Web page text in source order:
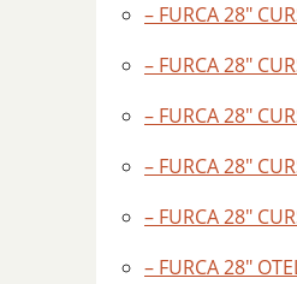
– FURCA 28″
– FURCA 28″
– FURCA 28″
– FURCA 28″
– FURCA 28″
– FURCA 28″